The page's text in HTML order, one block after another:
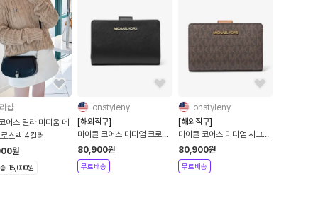
샵
어스 밀라 미디움 메
스백 4컬러
원
15,000원
onstyleny
[해외직구]
마이클 코어스 미디엄 크로스
그레인 가죽 지갑 블랙
80,900원
무료배송
onstyleny
[해외직구]
마이클 코어스 미디엄 시그니
처 로고 지갑 브라운
80,900원
무료배송